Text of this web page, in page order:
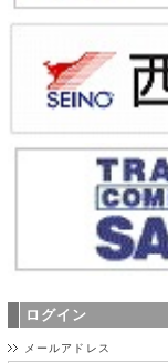
ログイン
メールアドレス